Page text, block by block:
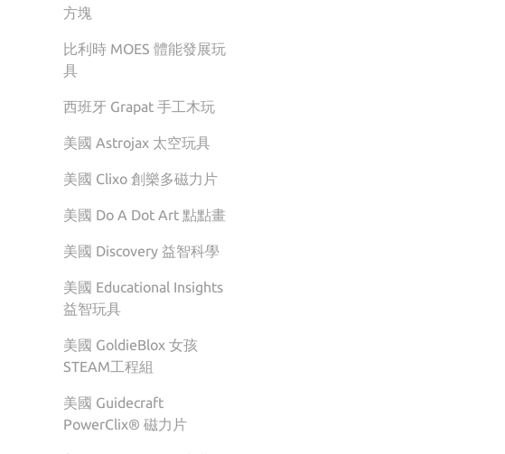
方塊
比利時 MOES 體能發展玩
具
西班牙 Grapat 手工木玩
美國 Astrojax 太空玩具
美國 Clixo 創樂多磁力片
美國 Do A Dot Art 點點畫
美國 Discovery 益智科學
美國 Educational Insights
益智玩具
美國 GoldieBlox 女孩
STEAM工程組
美國 Guidecraft
PowerClix® 磁力片